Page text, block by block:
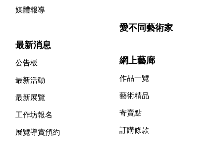
媒體報導
最新消息
公告板
最新活動
最新展覽
工作坊報名
展覽導賞預約
愛不同藝術家
網上藝廊
作品一覽
藝術精品
寄賣點
訂購條款